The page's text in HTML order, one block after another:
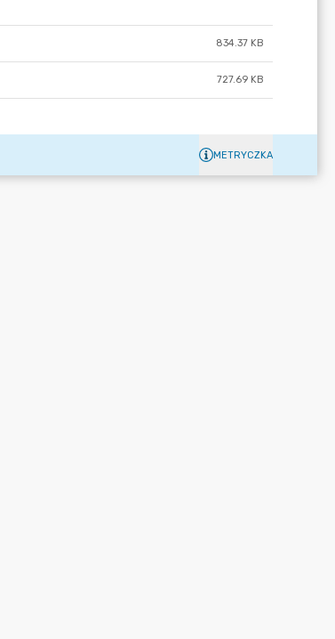
834.37 KB
727.69 KB
METRYCZKA